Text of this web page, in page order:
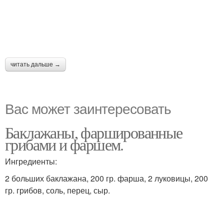
читать дальше →
Вас может заинтересовать
Баклажаны, фаршированные
грибами и фаршем.
Ингредиенты:
2 больших баклажана, 200 гр. фарша, 2 луковицы, 200
гр. грибов, соль, перец, сыр.